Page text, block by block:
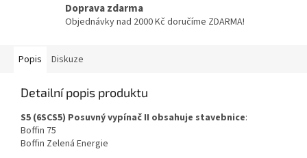
Doprava zdarma
Objednávky nad 2000 Kč doručíme ZDARMA!
Popis Diskuze
Detailní popis produktu
S5 (6SCS5) Posuvný vypínač II obsahuje stavebnice:
Boffin 75
Boffin Zelená Energie